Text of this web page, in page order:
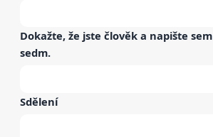
Dokažte, že jste člověk a napište sem
sedm.
Sdělení